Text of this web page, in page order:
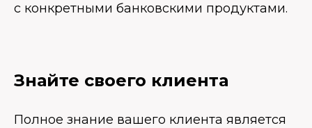
с конкретными банковскими продуктами.
Знайте своего клиента
Полное знание вашего клиента является